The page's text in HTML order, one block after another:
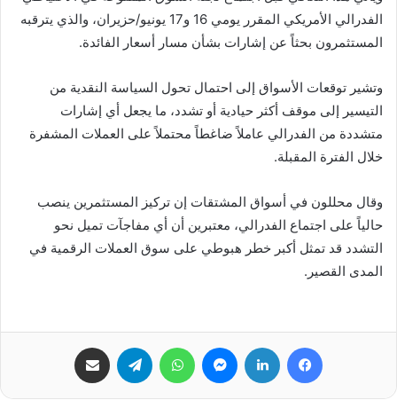
الفدرالي الأمريكي المقرر يومي 16 و17 يونيو/حزيران، والذي يترقبه
المستثمرون بحثاً عن إشارات بشأن مسار أسعار الفائدة.
وتشير توقعات الأسواق إلى احتمال تحول السياسة النقدية من
التيسير إلى موقف أكثر حيادية أو تشدد، ما يجعل أي إشارات
متشددة من الفدرالي عاملاً ضاغطاً محتملاً على العملات المشفرة
خلال الفترة المقبلة.
وقال محللون في أسواق المشتقات إن تركيز المستثمرين ينصب
حالياً على اجتماع الفدرالي، معتبرين أن أي مفاجآت تميل نحو
التشدد قد تمثل أكبر خطر هبوطي على سوق العملات الرقمية في
المدى القصير.
فيسبوك لينكدإن ماسنجر واتساب تيلقرام